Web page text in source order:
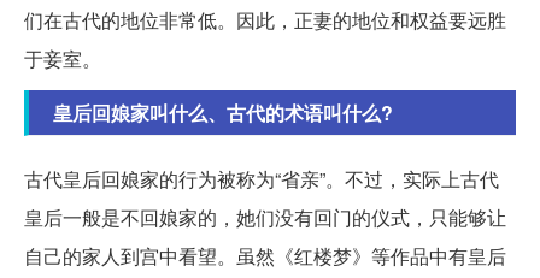
们在古代的地位非常低。因此，正妻的地位和权益要远胜
于妾室。
皇后回娘家叫什么、古代的术语叫什么?
古代皇后回娘家的行为被称为“省亲”。不过，实际上古代
皇后一般是不回娘家的，她们没有回门的仪式，只能够让
自己的家人到宫中看望。虽然《红楼梦》等作品中有皇后